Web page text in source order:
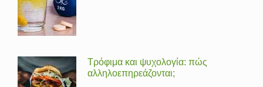
Τρόφιμα και ψυχολογία: πώς
αλληλοεπηρεάζονται;